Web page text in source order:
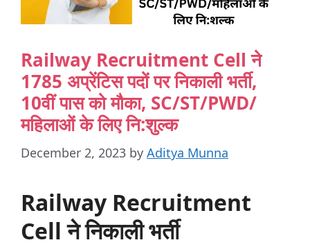
Railway Recruitment Cell ने
1785 अप्रेंटिस पदों पर निकाली भर्ती,
10वीं पास को मौका, SC/ST/PWD/
महिलाओं के लिए नि:शुल्क
December 2, 2023 by Aditya Munna
Railway Recruitment
Cell ने निकाली भर्ती